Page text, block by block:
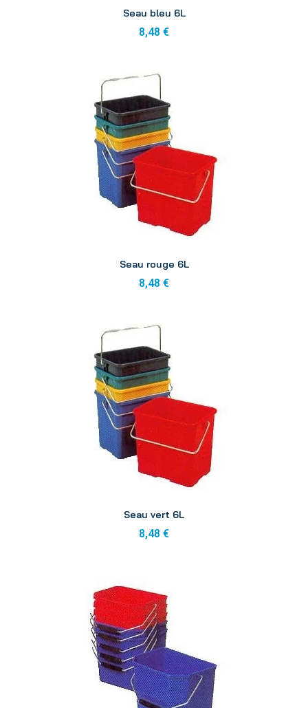
Seau bleu 6L
8,48 €
Seau rouge 6L
8,48 €
Seau vert 6L
8,48 €